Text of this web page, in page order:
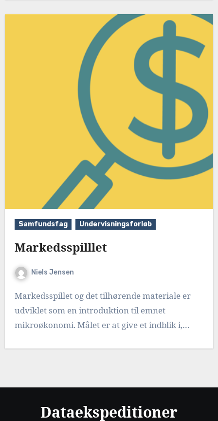
Samfundsfag Undervisningsforløb
Markedsspilllet
Niels Jensen
Markedsspillet og det tilhørende materiale er
udviklet som en introduktion til emnet
mikroøkonomi. Målet er at give et indblik i,…
Dataekspeditioner